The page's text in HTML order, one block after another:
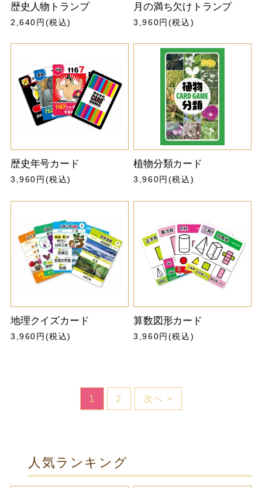
歴史人物トランプ
2,640円(税込)
月の満ち欠けトランプ
3,960円(税込)
歴史年号カード
3,960円(税込)
植物分類カード
3,960円(税込)
地理クイズカード
3,960円(税込)
算数図形カード
3,960円(税込)
1 2 次へ >
人気ランキング